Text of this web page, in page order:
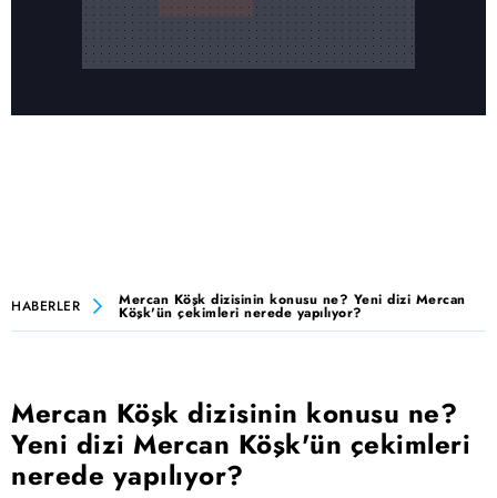
HABERLER Mercan Köşk dizisinin konusu ne? Yeni dizi Mercan
Köşk'ün çekimleri nerede yapılıyor?
Mercan Köşk dizisinin konusu ne?
Yeni dizi Mercan Köşk'ün çekimleri
nerede yapılıyor?